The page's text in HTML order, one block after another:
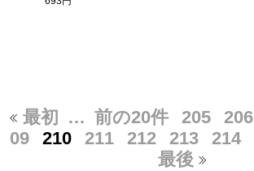
最初 … 前の20件 205 206
09
210 211 212 213 214
最後